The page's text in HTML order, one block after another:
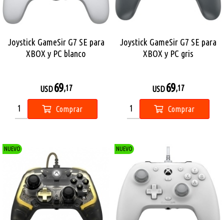
Joystick GameSir G7 SE para
XBOX y PC blanco
USD69,17
Comprar
Joystick GameSir G7 SE para
XBOX y PC gris
USD69,17
Comprar
NUEVO NUEVO